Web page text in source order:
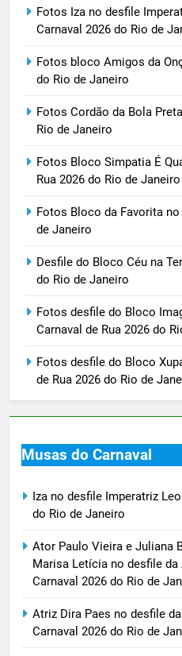
Fotos Iza no desfile
Carnaval 2026 do Rio de
Fotos bloco Amigos da
do Rio de Janeiro
Fotos Cordão da Bola
Rio de Janeiro
Fotos Bloco Simpatia É
Rua 2026 do Rio de Janeiro
Fotos Bloco da Favorita no
de Janeiro
Desfile do Bloco Céu na
do Rio de Janeiro
Fotos desfile do Bloco
Carnaval de Rua 2026 do
Fotos desfile do Bloco
de Rua 2026 do Rio de
Musas do Carnaval
Iza no desfile Imperatriz
do Rio de Janeiro
Ator Paulo Vieira e Juliana
Marisa Letícia no desfile
Carnaval 2026 do Rio de
Atriz Dira Paes no desfile
Carnaval 2026 do Rio de